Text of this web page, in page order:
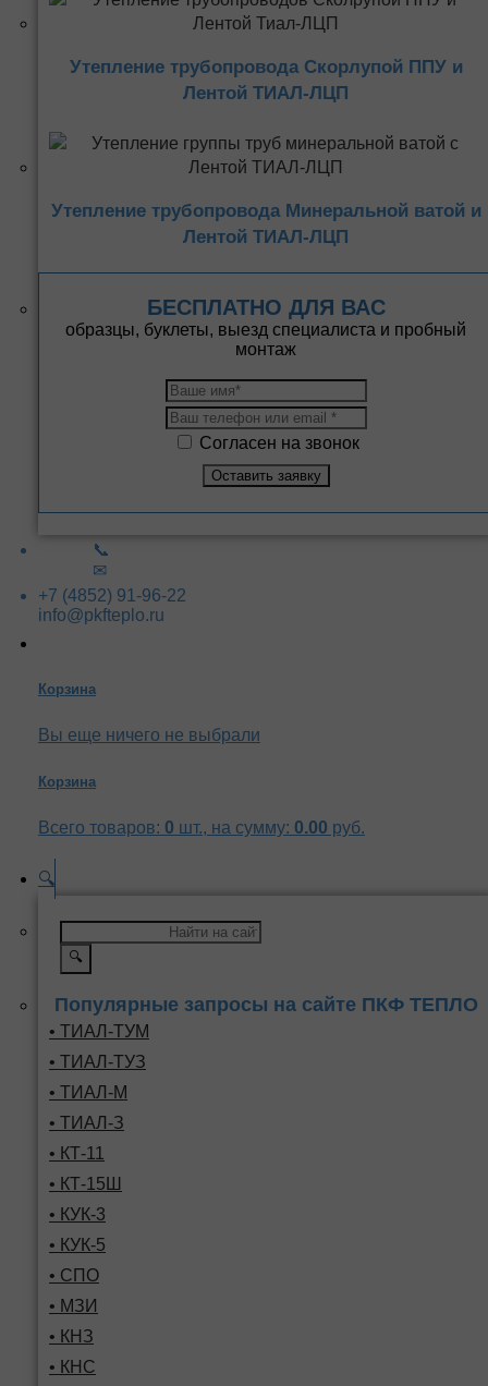
Утепление трубопровода Скорлупой ППУ и
Лентой ТИАЛ-ЛЦП
Утепление трубопровода Минеральной ватой и
Лентой ТИАЛ-ЛЦП
БЕСПЛАТНО ДЛЯ ВАС
образцы, буклеты, выезд специалиста и пробный
монтаж
Согласен на звонок
📞
✉
+7 (4852) 91-96-22
info@pkfteplo.ru
Корзина
Вы еще ничего не выбрали
Корзина
Всего товаров: 0 шт., на сумму: 0.00 руб.
🔍
🔍
Популярные запросы на сайте ПКФ ТЕПЛО
• ТИАЛ-ТУМ
• ТИАЛ-ТУЗ
• ТИАЛ-М
• ТИАЛ-З
• КТ-11
• КТ-15Ш
• КУК-3
• КУК-5
• СПО
• МЗИ
• КНЗ
• КНС